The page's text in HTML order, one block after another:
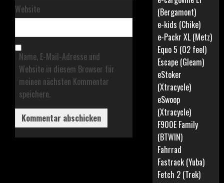
Website
Name, E-Mail-Adresse und
Website in diesem Browser für
meinen nächsten Kommentar
speichern.
(Bergamont)
e-kids (Chike)
e-Packr XL (Metz)
Equo 5 (O2 feel)
Escape (Gleam)
eStoker
(Xtracycle)
eSwoop
(Xtracycle)
F900E Family
(BTWIN)
Fahrrad
Fastrack (Yuba)
Fetch 2 (Trek)